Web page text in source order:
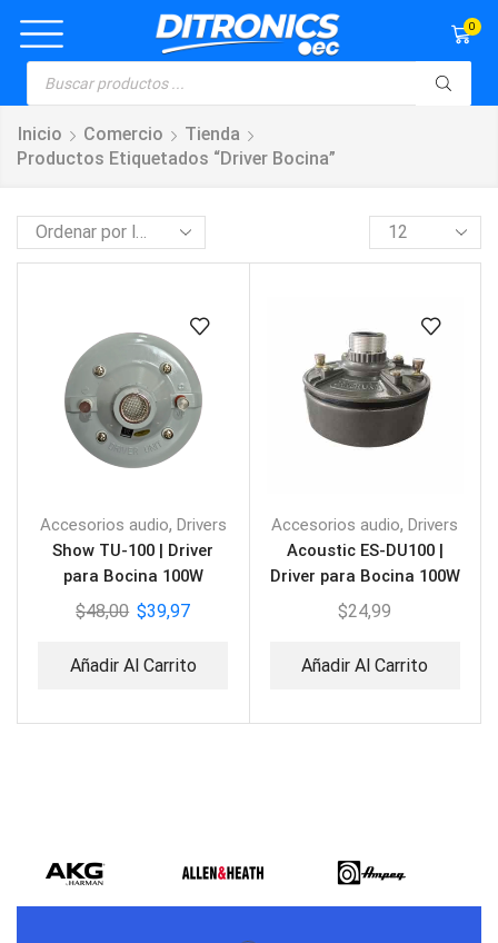
0
Inicio Comercio
Tienda
Productos Etiquetados “driver Bocina”
Accesorios audio, Drivers
Show TU-100 | Driver
para Bocina 100W
$48,00 $39,97
Añadir Al Carrito
Accesorios audio,Drivers
Acoustic ES-DU100 |
Driver para Bocina 100W
$24,99
Añadir Al Carrito